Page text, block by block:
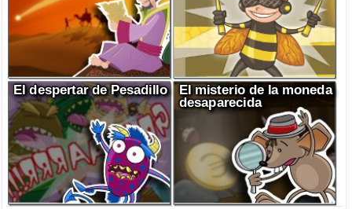
El despertar de Pesadillo
El misterio de la moneda
desaparecida